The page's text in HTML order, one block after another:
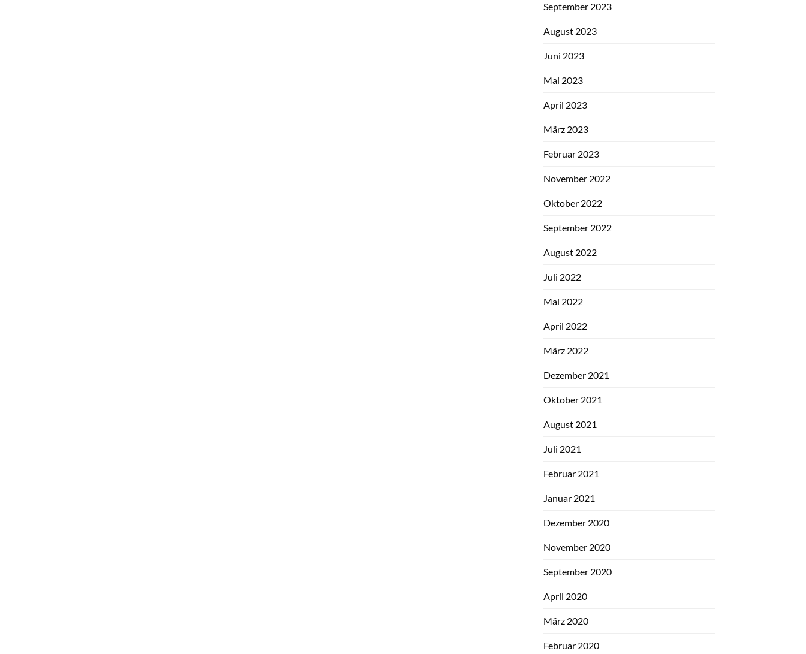
September 2023
August 2023
Juni 2023
Mai 2023
April 2023
März 2023
Februar 2023
November 2022
Oktober 2022
September 2022
August 2022
Juli 2022
Mai 2022
April 2022
März 2022
Dezember 2021
Oktober 2021
August 2021
Juli 2021
Februar 2021
Januar 2021
Dezember 2020
November 2020
September 2020
April 2020
März 2020
Februar 2020